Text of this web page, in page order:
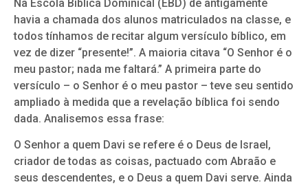
Na Escola Bíblica Dominical (EBD) de antigamente
havia a chamada dos alunos matriculados na classe, e
todos tínhamos de recitar algum versículo bíblico, em
vez de dizer “presente!”. A maioria citava “O Senhor é o
meu pastor; nada me faltará.” A primeira parte do
versículo – o Senhor é o meu pastor – teve seu sentido
ampliado à medida que a revelação bíblica foi sendo
dada. Analisemos essa frase:
O Senhor a quem Davi se refere é o Deus de Israel,
criador de todas as coisas, pactuado com Abraão e
seus descendentes, e o Deus a quem Davi serve. Ainda